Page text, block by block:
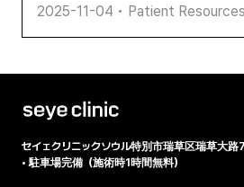
2025-11-04 • Patient
セイェクリニックソウル特別市瑞草区瑞草大
•駐車場完備（施術時1時間無料）